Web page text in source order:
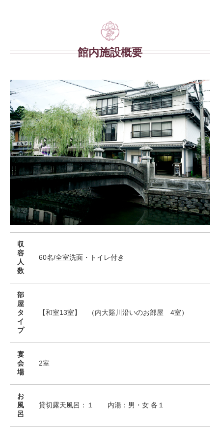
館内施設概要
収
容
人
数
60名/全室洗面・トイレ付き
部
屋
タ
イ
プ
【和室13室】 （内大谿川沿いのお部屋 4室）
宴
会
場
2室
お
風
呂
貸切露天風呂：１ 内湯：男・女 各１